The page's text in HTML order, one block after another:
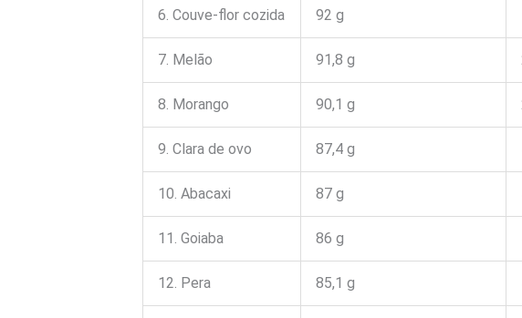
6. Couve-flor cozida 92 g
7. Melão 91,8 g
8. Morango 90,1 g
9. Clara de ovo 87,4 g
10. Abacaxi 87 g
11. Goiaba 86 g
12. Pera 85,1 g